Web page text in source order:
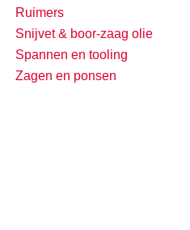
Ruimers
Snijvet & boor-zaag olie
Spannen en tooling
Zagen en ponsen